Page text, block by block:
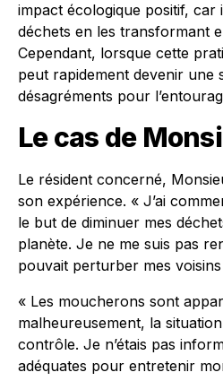
impact écologique positif, car
déchets en les transformant
Cependant, lorsque cette
peut rapidement devenir une
désagréments pour
Le cas de
Le résident concerné,
son expérience. « J’ai
le but de diminuer mes
planète. Je ne me suis pas
pouvait perturber mes
« Les moucherons sont
malheureusement, la
contrôle. Je n’étais pas
adéquates pour entretenir